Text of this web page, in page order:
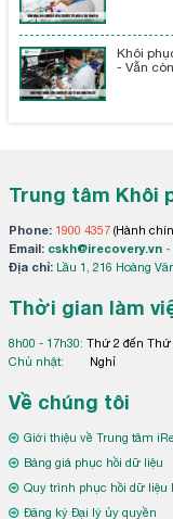
Khôi
- Vẫn
Trung tâm Khôi
Phone: 1900 4357(Hành
Email: cskh@irecovery.vn-
Địa chỉ: Lầu 1, 216 Hoàng
Thời gian làm
8h00 - 17h30: Thứ 2 đến Thứ
Chủ nhật:
Nghỉ
Về chúng tôi
Giới thiệu về Trung tâm
Bảng giá phục hồi dữ liệu
Quy trình phục hồi dữ liệu
Đăng ký Đại lý ủy quyền